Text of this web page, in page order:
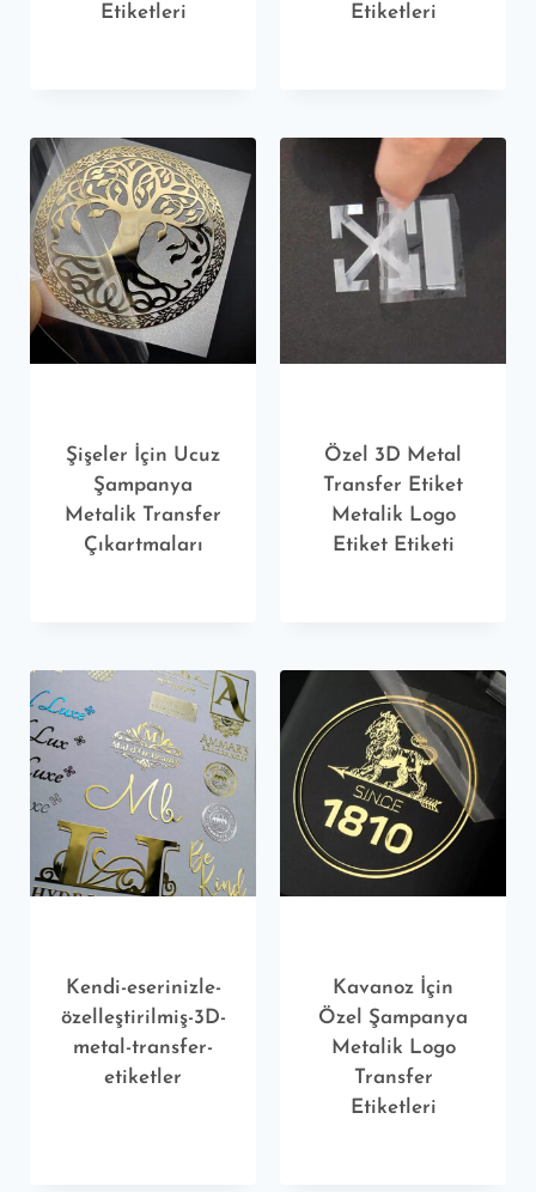
Etiketleri
Etiketleri
Şişeler İçin Ucuz
Şampanya
Metalik Transfer
Çıkartmaları
Özel 3D Metal
Transfer Etiket
Metalik Logo
Etiket Etiketi
Kendi-eserinizle-
özelleştirilmiş-3D-
metal-transfer-
etiketler
Kavanoz İçin
Özel Şampanya
Metalik Logo
Transfer
Etiketleri